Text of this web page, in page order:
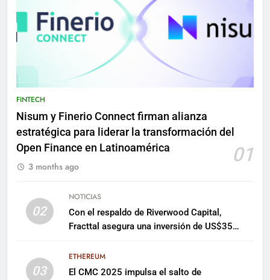
FINTECH
Nisum y Finerio Connect firman alianza
estratégica para liderar la transformación del
Open Finance en Latinoamérica
01
3 months ago
02
NOTICIAS
Con el respaldo de Riverwood Capital,
Fracttal asegura una inversión de US$35
03
ETHEREUM
El CMC 2025 impulsa el salto de